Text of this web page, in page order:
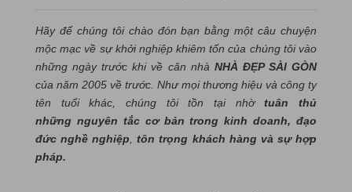
Hãy để chúng tôi chào đón bạn bằng một câu chuyện
mộc mạc về sự khởi nghiệp khiêm tốn của chúng tôi vào
những ngày trước khi về căn nhà NHÀ ĐẸP SÀI GÒN
của năm 2005 về trước. Như mọi thương hiệu và công ty
tên tuổi khác, chúng tôi tồn tại nhờtuân thủ
những nguyên tắc cơ bản trong kinh doanh, đạo
đức nghề nghiệp ,tôn trọng khách hàng và sự hợp
pháp.